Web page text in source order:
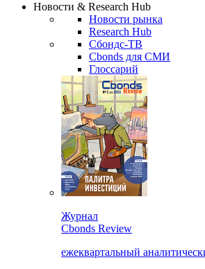
Новости & Research Hub
Новости рынка
Research Hub
Сбондс-ТВ
Cbonds для СМИ
Глоссарий
Журнал
Cbonds Review
ежеквартальный